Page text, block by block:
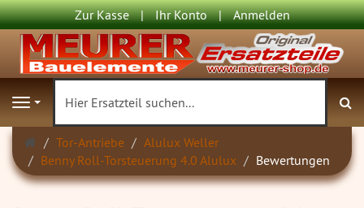
Zur Kasse Ihr Konto Anmelden
Navigation
Startseite
Tor-Antriebe
Alulux Weller
Benny Roll-Torsteuerung 4.0 Alulux
Bewertungen